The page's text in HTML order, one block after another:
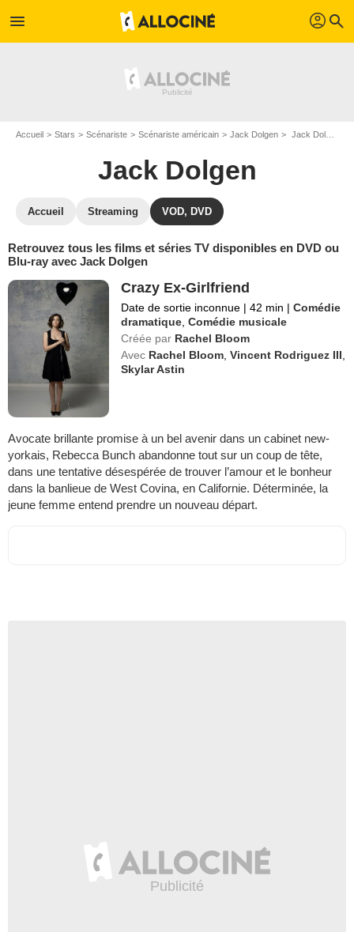
menu profil search
Accueil Stars Scénariste Scénariste américain Jack Dolgen Jack Dolgen : ses Blu-Ray, DVD, VOD, SVOD
Jack Dolgen
Accueil Streaming VOD, DVD
Retrouvez tous les films et séries TV disponibles en DVD ou
Blu-ray avec Jack Dolgen
Crazy Ex-Girlfriend
Date de sortie inconnue | 42 min | Comédie
dramatique ,Comédie musicale
Créée par Rachel Bloom
Avec Rachel Bloom ,Vincent Rodriguez III
Skylar Astin
Avocate brillante promise à un bel avenir dans un cabinet new-
yorkais, Rebecca Bunch abandonne tout sur un coup de tête,
dans une tentative désespérée de trouver l’amour et le bonheur
dans la banlieue de West Covina, en Californie. Déterminée, la
jeune femme entend prendre un nouveau départ.